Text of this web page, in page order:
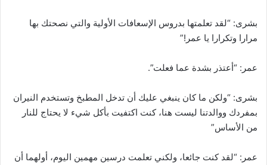
بشرى: “لقد تعلمتها بدروس الإسعافات الأولية والتي نصحتك بها
مرارا وتكرارا يا عمر!”
عمر: “أعتذر بشدة عما فعلت”.
بشرى: “ولكن ما كان ينبغي عليك أن تدخل المطبخ وتستخدم النيران
بمفردك ووالدتنا ليست هنا، كنت اكتفيت بأكل شيء لا يحتاج للنار
من الأساس”
عمر: “لقد كنت جائعا، ولكني تعلمت درسين مهمين اليوم، أولهما أن